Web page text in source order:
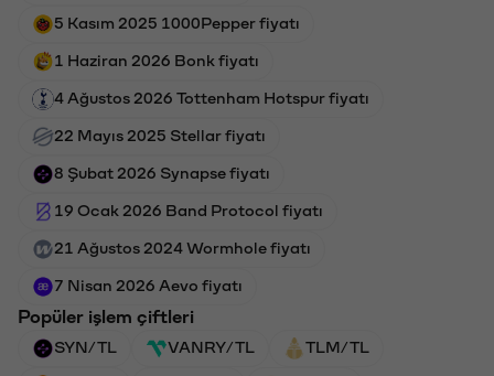
5 Kasım 2025 1000Pepper fiyatı
1 Haziran 2026 Bonk fiyatı
4 Ağustos 2026 Tottenham Hotspur fiyatı
22 Mayıs 2025 Stellar fiyatı
8 Şubat 2026 Synapse fiyatı
19 Ocak 2026 Band Protocol fiyatı
21 Ağustos 2024 Wormhole fiyatı
7 Nisan 2026 Aevo fiyatı
Popüler işlem çiftleri
SYN/TL VANRY/TL TLM/TL